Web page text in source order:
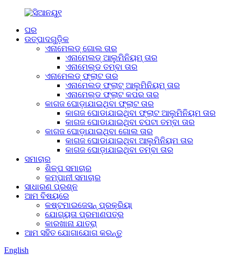
ଘର
ଉତ୍ପାଦଗୁଡ଼ିକ
ଏନାମେଲଡ୍ ଗୋଲ ତାର
ଏନାମେଲଡ୍ ଆଲୁମିନିୟମ୍ ତାର
ଏନାମେଲ୍ଡ ତମ୍ବା ତାର
ଏନାମେଲଡ୍ ଫ୍ଲାଟ ତାର
ଏନାମେଲଡ୍ ଫ୍ଲାଟ୍ ଆଲୁମିନିୟମ୍ ତାର
ଏନାମେଲ୍ଡ ଫ୍ଲାଟ କପର ତାର
କାଗଜ ଘୋଡ଼ାଯାଇଥିବା ଫ୍ଲାଟ ତାର
କାଗଜ ଘୋଡାଯାଇଥିବା ଫ୍ଲାଟ ଆଲୁମିନିୟମ ତାର
କାଗଜ ଘୋଡାଯାଇଥିବା ଚପଟା ତମ୍ବା ତାର
କାଗଜ ଘୋଡ଼ାଯାଇଥିବା ଗୋଲ ତାର
କାଗଜ ଘୋଡାଯାଇଥିବା ଆଲୁମିନିୟମ ତାର
କାଗଜ ଘୋଡ଼ାଯାଇଥିବା ତମ୍ବା ତାର
ସମାଚାର
ଶିଳ୍ପ ସମାଚାର
କମ୍ପାନୀ ସମାଚାର
ସାଧାରଣ ପ୍ରଶ୍ନ
ଆମ ବିଷୟରେ
କଷ୍ଟମାଇଜେସନ୍ ପ୍ରକ୍ରିୟା
ଯୋଗ୍ୟତା ପ୍ରମାଣପତ୍ର
କାରଖାନା ଯାତ୍ରା
ଆମ ସହିତ ଯୋଗାଯୋଗ କରନ୍ତୁ
English